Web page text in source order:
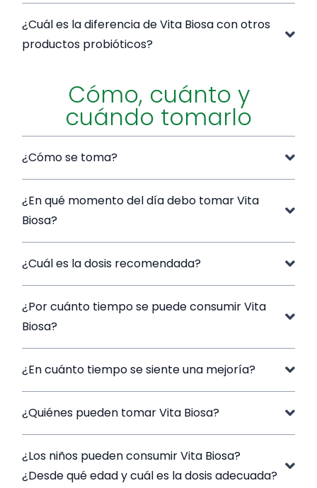
¿Cuál es la diferencia de Vita Biosa con otros
productos probióticos?
Cómo, cuánto y
cuándo tomarlo
¿Cómo se toma?
¿En qué momento del día debo tomar Vita
Biosa?
¿Cuál es la dosis recomendada?
¿Por cuánto tiempo se puede consumir Vita
Biosa?
¿En cuánto tiempo se siente una mejoría?
¿Quiénes pueden tomar Vita Biosa?
¿Los niños pueden consumir Vita Biosa?
¿Desde qué edad y cuál es la dosis adecuada?